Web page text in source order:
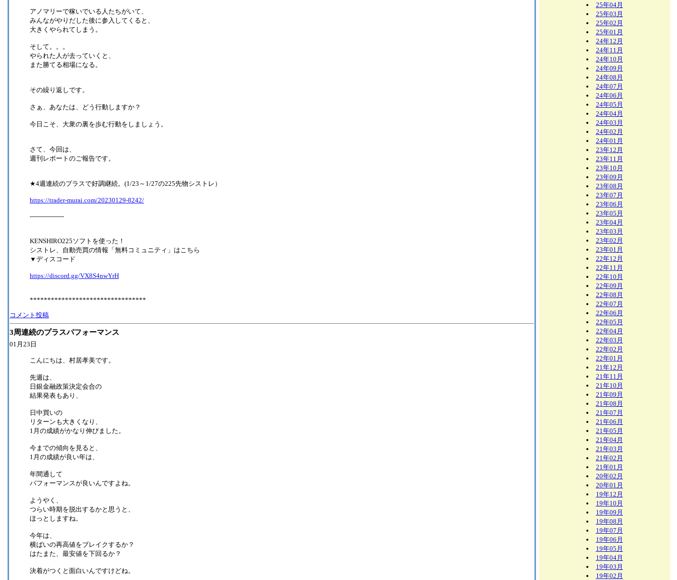
アノマリーで稼いでいる人たちがいて、
みんながやりだした後に参入してくると、
大きくやられてしまう。
そして。。。
やられた人が去っていくと、
また勝てる相場になる。
その繰り返しです。
さぁ、あなたは、どう行動しますか？
今日こそ、大衆の裏を歩む行動をしましょう。
さて、今回は、
週刊レポートのご報告です。
★4週連続のプラスで好調継続。(1/23～1/27の225先物シストレ）
https://trader-murai.com/20230129-8242/
-----------------
KENSHIRO225ソフトを使った！
シストレ、自動売買の情報「無料コミュニティ」はこちら
▼ディスコード
https://discord.gg/VX8S4nwYrH
*********************************
コメント投稿
3周連続のプラスパフォーマンス
01月23日
こんにちは、村居孝美です。
先週は、
日銀金融政策決定会合の
結果発表もあり、
日中買いの
リターンも大きくなり、
1月の成績がかなり伸びました。
今までの傾向を見ると、
1月の成績が良い年は、
年間通して
パフォーマンスが良いんですよね。
ようやく、
つらい時期を脱出するかと思うと、
ほっとしますね。
今年は、
横ばいの再高値をブレイクするか？
はたまた、最安値を下回るか？
決着がつくと面白いんですけどね。
25年04月
25年03月
25年02月
25年01月
24年12月
24年11月
24年10月
24年09月
24年08月
24年07月
24年06月
24年05月
24年04月
24年03月
24年02月
24年01月
23年12月
23年11月
23年10月
23年09月
23年08月
23年07月
23年06月
23年05月
23年04月
23年03月
23年02月
23年01月
22年12月
22年11月
22年10月
22年09月
22年08月
22年07月
22年06月
22年05月
22年04月
22年03月
22年02月
22年01月
21年12月
21年11月
21年10月
21年09月
21年08月
21年07月
21年06月
21年05月
21年04月
21年03月
21年02月
21年01月
20年02月
20年01月
19年12月
19年10月
19年09月
19年08月
19年07月
19年06月
19年05月
19年04月
19年03月
19年02月